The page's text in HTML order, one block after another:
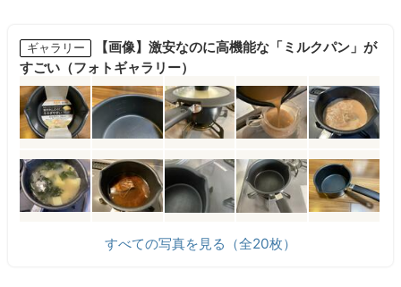
ギャラリー
【画像】激安なのに高機能な「ミルクパン」が
すごい（フォトギャラリー）
すべての写真を見る（全20枚）